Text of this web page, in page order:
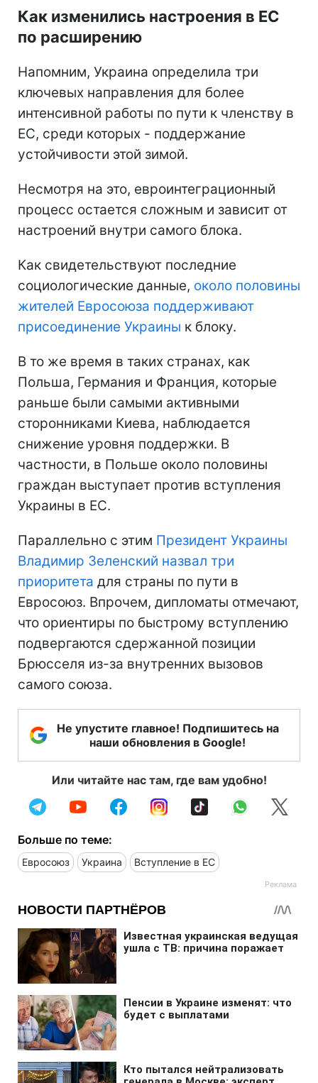
Как изменились настроения в ЕС
по расширению
Напомним, Украина определила три
ключевых направления для более
интенсивной работы по пути к членству в
ЕС, среди которых - поддержание
устойчивости этой зимой.
Несмотря на это, евроинтеграционный
процесс остается сложным и зависит от
настроений внутри самого блока.
Как свидетельствуют последние
социологические данные, около половины
жителей Евросоюза поддерживают
присоединение Украины к блоку.
В то же время в таких странах, как
Польша, Германия и Франция, которые
раньше были самыми активными
сторонниками Киева, наблюдается
снижение уровня поддержки. В
частности, в Польше около половины
граждан выступает против вступления
Украины в ЕС.
Параллельно с этим Президент Украины
Владимир Зеленский назвал три
приоритета для страны по пути в
Евросоюз. Впрочем, дипломаты отмечают,
что ориентиры по быстрому вступлению
подвергаются сдержанной позиции
Брюсселя из-за внутренних вызовов
самого союза.
Не упустите главное! Подпишитесь на
наши обновления в Google!
Или читайте нас там, где вам удобно!
Больше по теме:
Евросоюз Украина Вступление в ЕС